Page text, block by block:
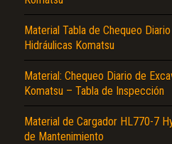
Material Tabla de Chequeo
Hidráulicas Komatsu
Material: Chequeo Diario de
Komatsu – Tabla de Inspección
Material de Cargador HL770-7
de Mantenimiento
El Título es incorrecto